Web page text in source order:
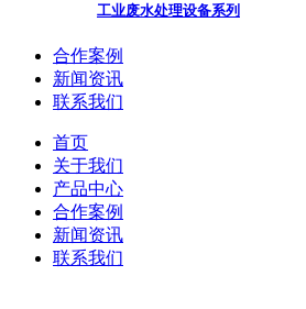
工业废水处理设备系列
合作案例
新闻资讯
联系我们
首页
关于我们
产品中心
合作案例
新闻资讯
联系我们